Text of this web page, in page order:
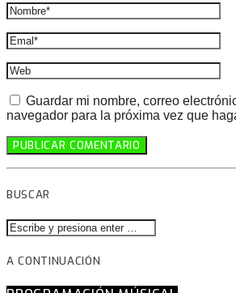
Guardar mi nombre, correo
navegador para la próxima vez que
BUSCAR
A CONTINUACIÓN